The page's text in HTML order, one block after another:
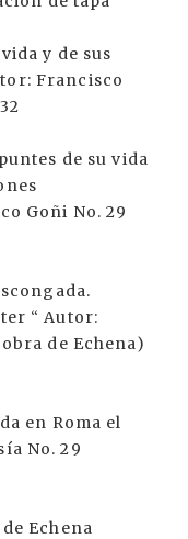
y de sus
Francisco
de su vida
Goñi No. 29
“ Autor:
de Echena)
en Roma el
No. 29
Echena